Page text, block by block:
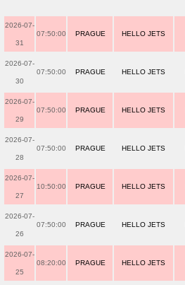
2026-07-
31
07:50:00 PRAGUE HELLO JETS
2026-07-
30
07:50:00 PRAGUE HELLO JETS
2026-07-
29
07:50:00 PRAGUE HELLO JETS
2026-07-
28
07:50:00 PRAGUE HELLO JETS
2026-07-
27
10:50:00 PRAGUE HELLO JETS
2026-07-
26
07:50:00 PRAGUE HELLO JETS
2026-07-
25
08:20:00 PRAGUE HELLO JETS